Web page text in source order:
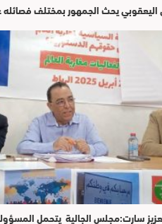
اليعقوبي يحث الجمهور بمختلف
سارت:مجلس الجالية يتحمل